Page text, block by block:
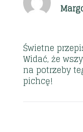
Świetne
Widać, że
na potrzeby
pichcę!